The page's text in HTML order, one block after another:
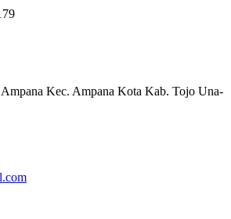
Kec. Ampana Kota Kab. Tojo Una-